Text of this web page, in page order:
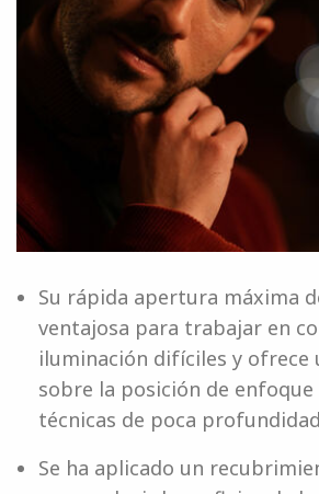
Su rápida apertura máxima
ventajosa para trabajar en
iluminación difíciles y ofrece
sobre la posición de
técnicas de poca
Se ha aplicado un